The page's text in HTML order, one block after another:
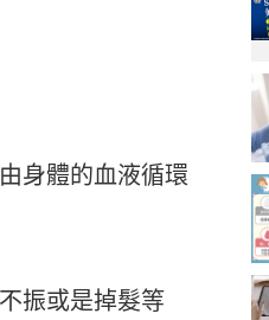
身體的血液循環
振或是掉髮等